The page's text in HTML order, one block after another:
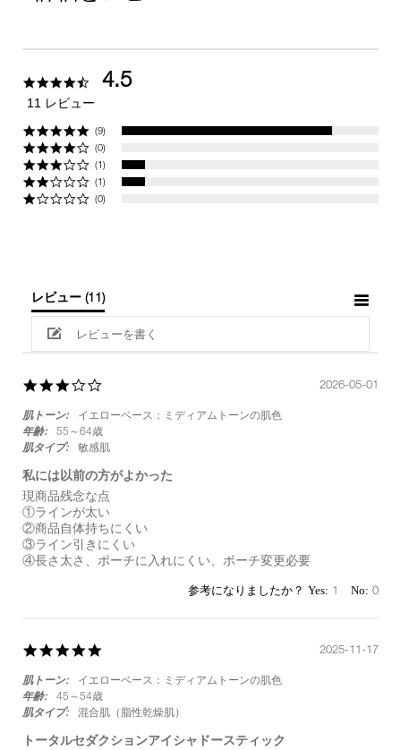
4.54.5
11 レビュー
(9)
(0)
(1)
(1)
(0)
レビュー (11)
レビューを書く
rating
肌トーン:
イエローベース：ミディアムトーンの肌色
年齢:
55～64歳
肌タイプ:
敏感肌
私には以前の方がよかった
Review
by
on
1
May
2026
review
stating
私
に
は
以
方
よ
か
っ
た
現商品残念な点
①ラインが太い
②商品自体持ちにくい
③ライン引きにくい
④長さ太さ、ポーチに入れにくい、ポーチ変更必要
2026-05-01
1 0
rating
肌トーン:
イエローベース：ミディアムトーンの肌色
年齢:
45～54歳
肌タイプ:
混合肌（脂性乾燥肌）
トータルセダクションアイシャドースティック
2025-11-17